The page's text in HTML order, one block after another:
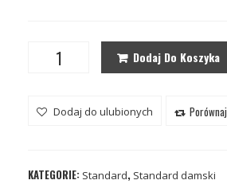
Dodaj Do Koszyka
Dodaj do ulubionych Porównaj
KATEGORIE: Standard, Standard damski